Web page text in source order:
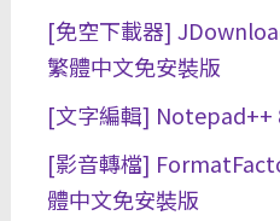
[免空下載器]
繁體中文免安裝版
[文字編輯] Notepad++
[影音轉檔]
體中文免安裝版